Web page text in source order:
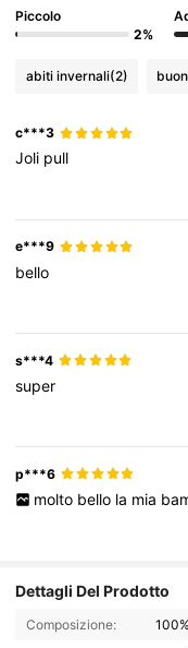
Piccolo
2%
abiti invernali(2)
c***3
Joli pull
e***9
bello
s***4
super
p***6
molto bello la mia
Dettagli Del Prodotto
Composizione: